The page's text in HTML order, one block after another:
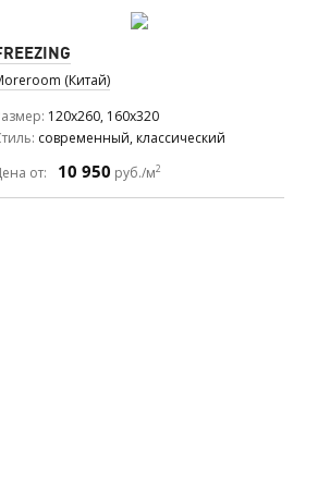
(Китай)
120x260, 160x320
современный, классический
от:
10 950 руб./м2